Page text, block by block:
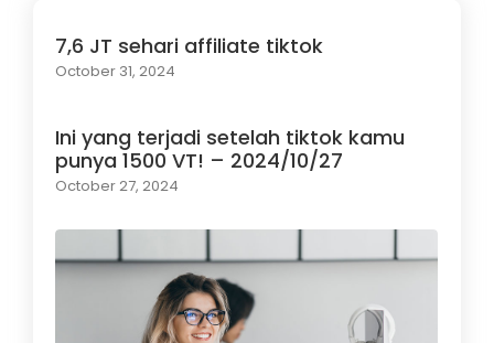
7,6 JT sehari affiliate tiktok
October 31, 2024
Ini yang terjadi setelah tiktok kamu
punya 1500 VT! – 2024/10/27
October 27, 2024